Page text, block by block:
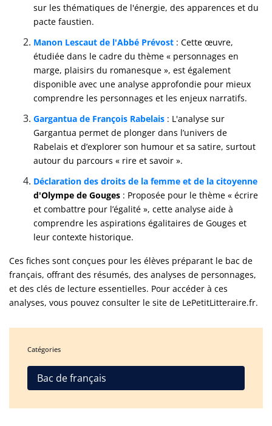
sur les thématiques de l'énergie, des apparences et du
pacte faustien​.
Manon Lescaut de l'Abbé Prévost : Cette œuvre,
étudiée dans le cadre du thème « personnages en
marge, plaisirs du romanesque », est également
disponible avec une analyse approfondie pour mieux
comprendre les personnages et les enjeux narratifs​.
Gargantua de François Rabelais : L'analyse sur
Gargantua permet de plonger dans l’univers de
Rabelais et d’explorer son humour et sa satire, surtout
autour du parcours « rire et savoir »​.
Déclaration des droits de la femme et de la citoyenne
d'Olympe de Gouges : Proposée pour le thème « écrire
et combattre pour l’égalité », cette analyse aide à
comprendre les aspirations égalitaires de Gouges et
leur contexte historique​.
Ces fiches sont conçues pour les élèves préparant le bac de
français, offrant des résumés, des analyses de personnages,
et des clés de lecture essentielles. Pour accéder à ces
analyses, vous pouvez consulter le site de LePetitLitteraire.fr.
Catégories
Bac de français